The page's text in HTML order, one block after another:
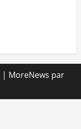
| MoreNews par